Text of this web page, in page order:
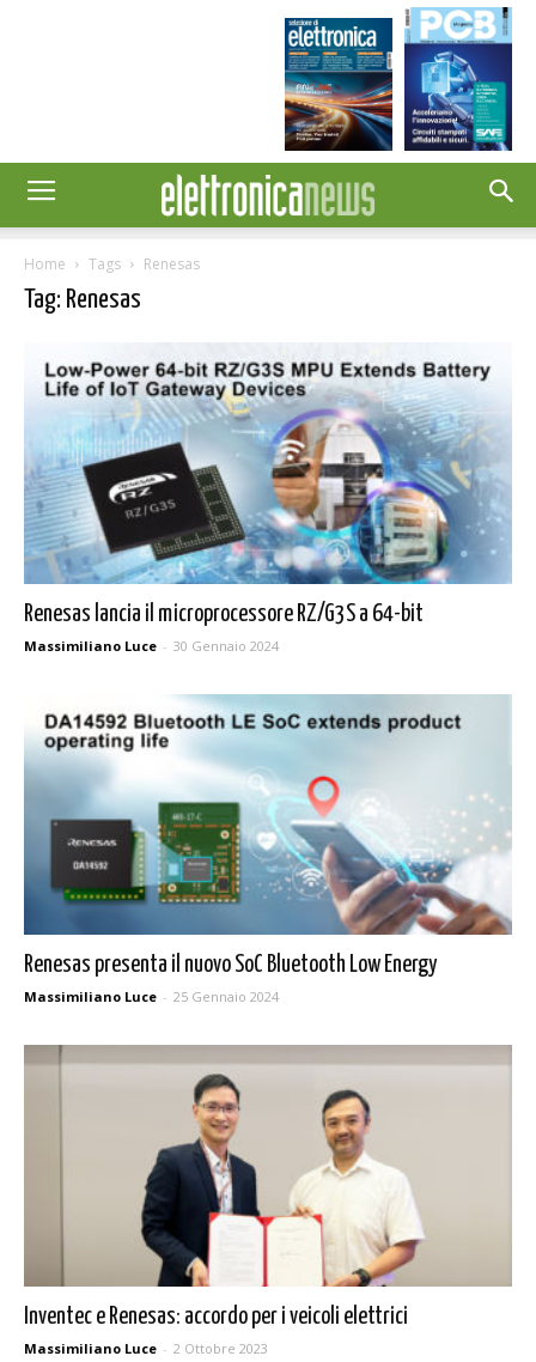
Home Tags Renesas
Tag: Renesas
Renesas lancia il microprocessore RZ/G3S a 64-bit
Massimiliano Luce - 30 Gennaio 2024
Renesas presenta il nuovo SoC Bluetooth Low Energy
Massimiliano Luce - 25 Gennaio 2024
Inventec e Renesas: accordo per i veicoli elettrici
Massimiliano Luce - 2 Ottobre 2023